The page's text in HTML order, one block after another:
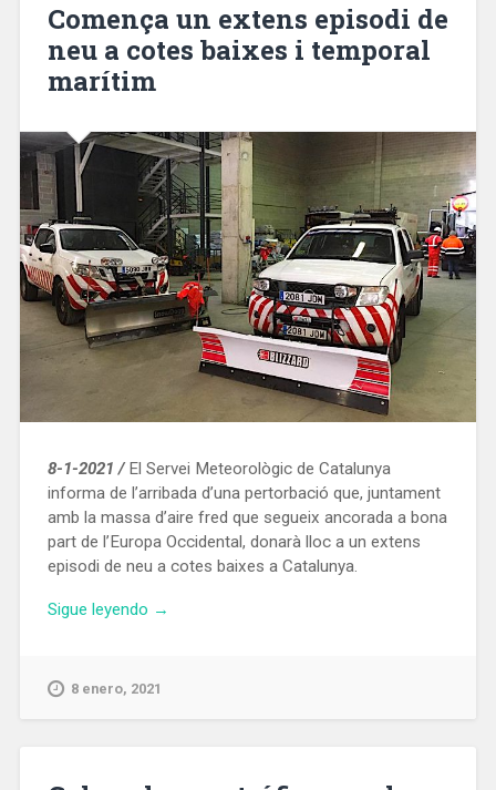
nueva
técnica
menos
enfermedades
de
próstata»
Comença un extens episodi de
neu a cotes baixes i temporal
marítim
8-1-2021 /El Servei Meteorològic de Catalunya
informa de l’arribada d’una pertorbació que, juntament
amb la massa d’aire fred que segueix ancorada a bona
part de l’Europa Occidental, donarà lloc a un extens
episodi de neu a cotes baixes a Catalunya.
Sigue leyendo «Comença
episodi
→
8 enero, 2021